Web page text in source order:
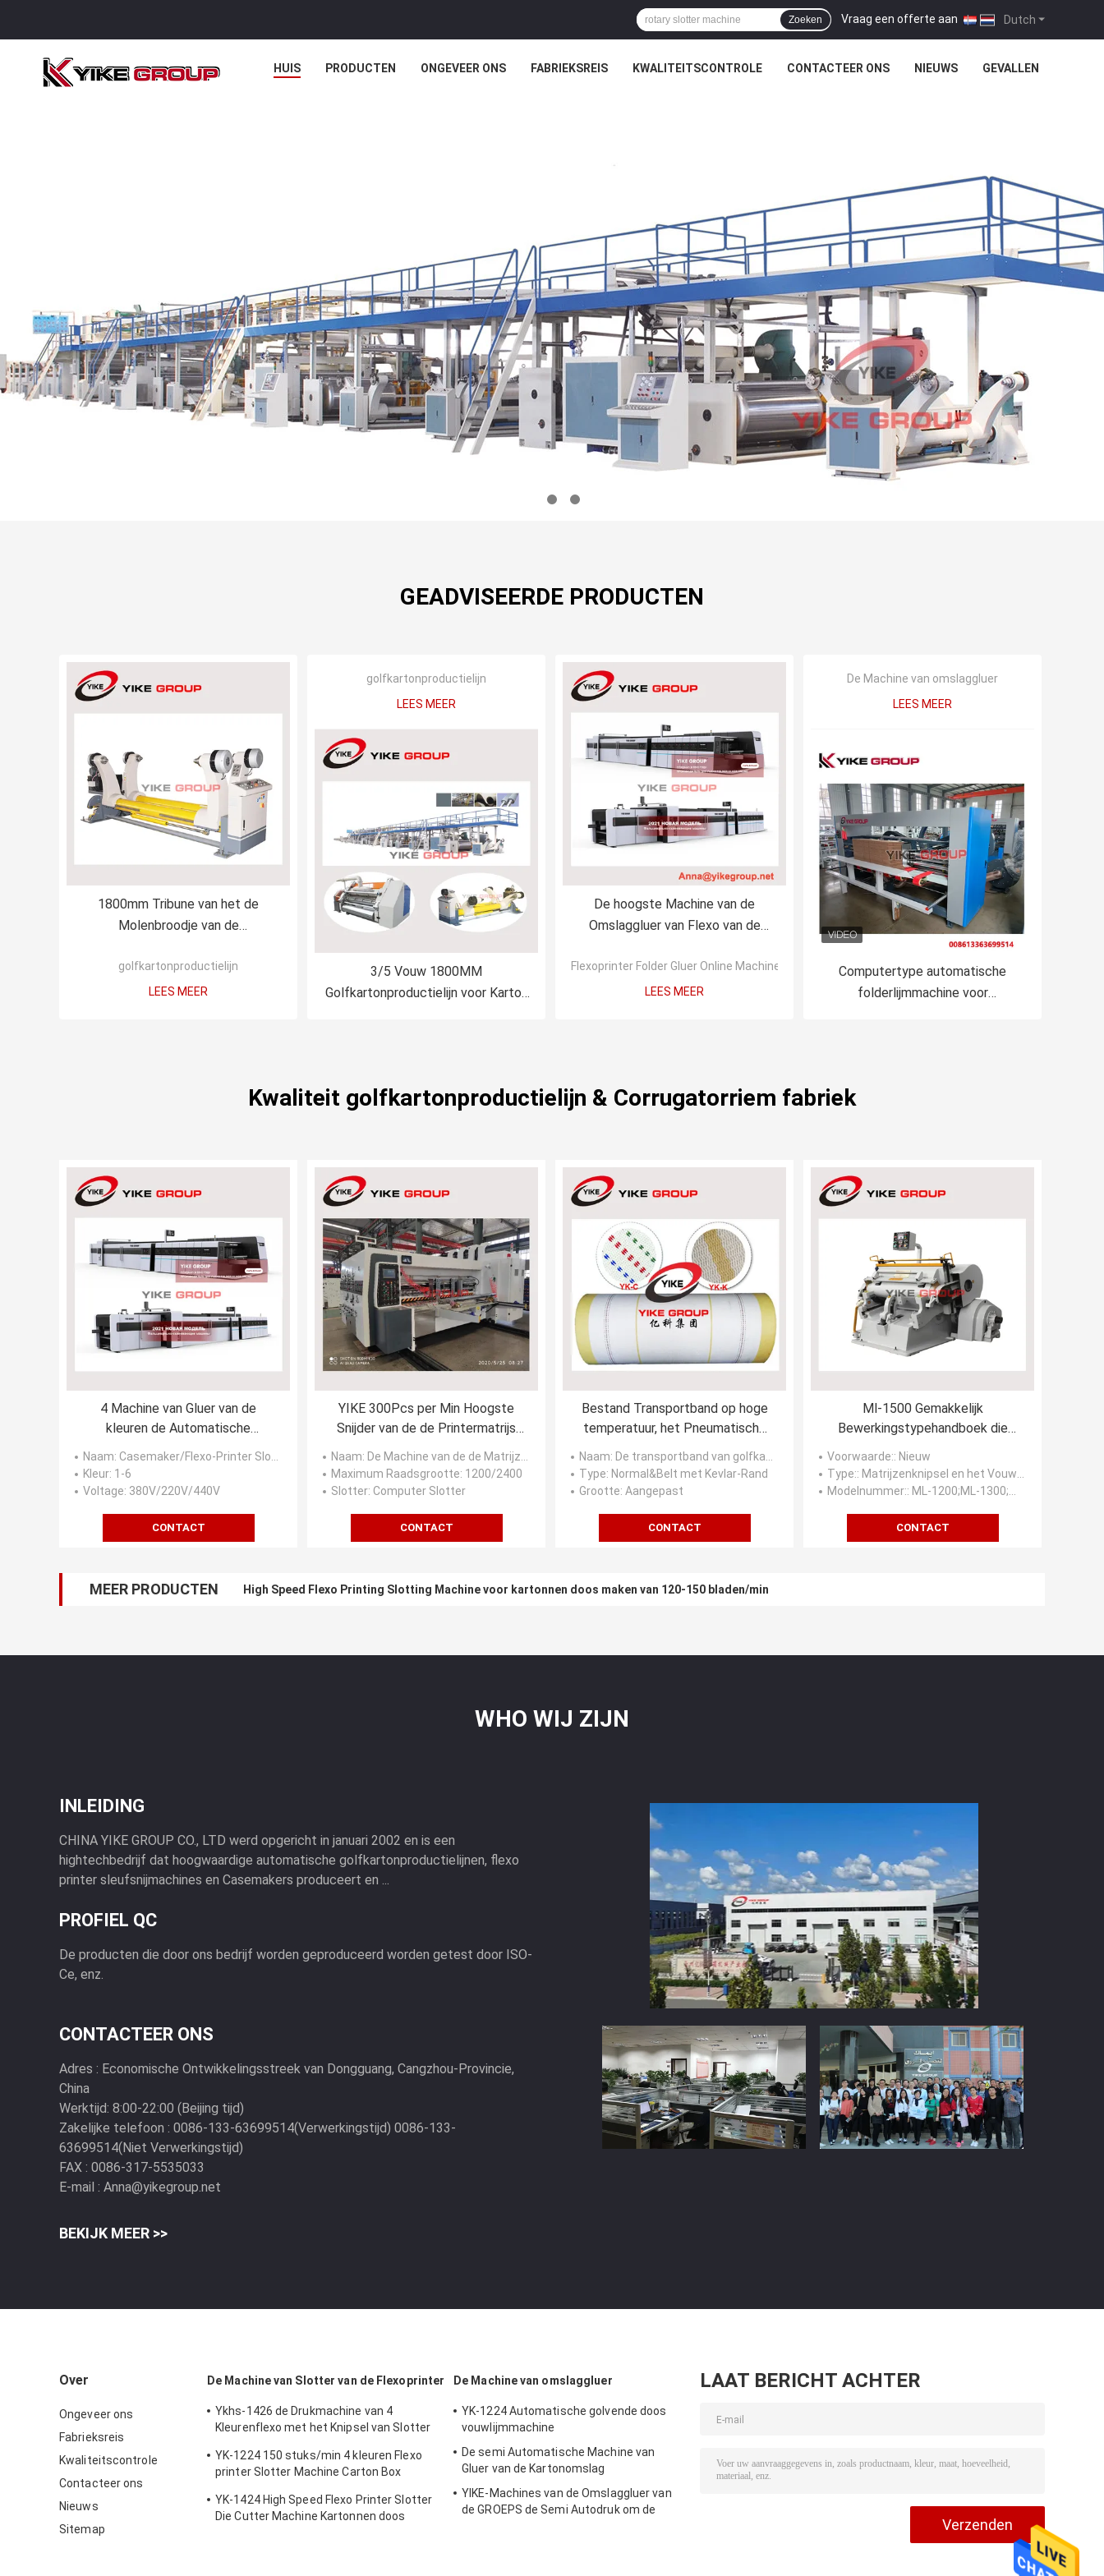
Dutch
Vraag een offerte aan |
Zoeken
HUIS PRODUCTEN ONGEVEER ONS FABRIEKSREIS KWALITEITSCONTROLE CONTACTEER ONS NIEUWS GEVALLEN
GEADVISEERDE PRODUCTEN
1800mm Tribune van het de
Molenbroodje van de
Hydraulische
golfkartonproductielijn
LEES MEER
golfkartonproductielijn
LEES MEER
3/5 Vouw 1800MM
Golfkartonproductielijn voor Karton
De hoogste Machine van de
Omslaggluer van Flexo van de
Slotter With Folder Gluer online
Flexoprinter Folder Gluer Online Machine
LEES MEER
De Machine van omslaggluer
LEES MEER
Computertype automatische
folderlijmmachine voor
Kwaliteit golfkartonproductielijn & Corrugatorriem fabriek
4 Machine van Gluer van de
kleuren de Automatische
1200x2400mm Flexo Omslag
Naam: Casemaker/Flexo-Printer Slotter Machine
Kleur: 1-6
Voltage: 380V/220V/440V
CONTACT
YIKE 300Pcs per Min Hoogste
Snijder van de de Printermatrijs
van Snelheidsflexo met Slotter-
Machine voor Golfdoosfabriek
Naam: De Machine van de de Matrijzensnijder van Slotter van de Flexoprinter
Maximum Raadsgrootte: 1200/2400
Slotter: Computer Slotter
CONTACT
Bestand Transportband op hoge
temperatuur, het Pneumatische
Vervoeren Riem
Naam: De transportband van golfkarton
Type: Normal&Belt met Kevlar-Rand
Grootte: Aangepast
CONTACT
Ml-1500 Gemakkelijk
Bewerkingstypehandboek die
Matrijzensnijmachine vouwen
Voorwaarde:: Nieuw
Type:: Matrijzenknipsel en het Vouwen van Machine
Modelnummer:: ML-1200;ML-1300;ML-1500
CONTACT
MEER PRODUCTEN High Speed Flexo Printing Slotting Machine voor kartonnen doos maken van 120-150 bladen/min
WHO WIJ ZIJN
INLEIDING
CHINA YIKE GROUP CO., LTD werd opgericht in januari 2002 en is een
hightechbedrijf dat hoogwaardige automatische golfkartonproductielijnen, flexo
printer sleufsnijmachines en Casemakers produceert en ...
PROFIEL QC
De producten die door ons bedrijf worden geproduceerd worden getest door ISO-
Ce, enz.
CONTACTEER ONS
Adres : Economische Ontwikkelingsstreek van Dongguang, Cangzhou-Provincie,
China
Werktijd: 8:00-22:00 (Beijing tijd)
Zakelijke telefoon : 0086-133-63699514(Verwerkingstijd) 0086-133-
63699514(Niet Verwerkingstijd)
FAX : 0086-317-5535033
E-mail : Anna@yikegroup.net
BEKIJK MEER >>
Over
Ongeveer ons
Fabrieksreis
Kwaliteitscontrole
Contacteer ons
Nieuws
Sitemap
De Machine van Slotter van de Flexoprinter
Ykhs-1426 de Drukmachine van 4
Kleurenflexo met het Knipsel van Slotter
YK-1224 150 stuks/min 4 kleuren Flexo
printer Slotter Machine Carton Box
YK-1424 High Speed Flexo Printer Slotter
Die Cutter Machine Kartonnen doos
De Machine van omslaggluer
YK-1224 Automatische golvende doos
vouwlijmmachine
De semi Automatische Machine van
Gluer van de Kartonomslag
YIKE-Machines van de Omslaggluer van
de GROEPS de Semi Autodruk om de
LAAT BERICHT ACHTER